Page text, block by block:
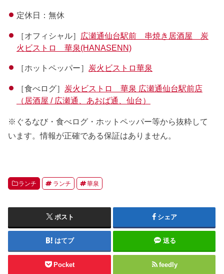
定休日：無休
［オフィシャル］
広瀬通仙台駅前 串焼き居酒屋 炭
火ビストロ 華泉(HANASENN)
［ホットペッパー］ 炭火ビストロ華泉
［食べログ］ 炭火ビストロ 華泉 広瀬通仙台駅前店
（居酒屋 / 広瀬通、あおば通、仙台）
※ぐるなび・食べログ・ホットペッパー等から抜粋して
います。情報が正確である保証はありません。
ランチ ランチ 華泉
ポスト シェア
はてブ 送る
Pocket feedly